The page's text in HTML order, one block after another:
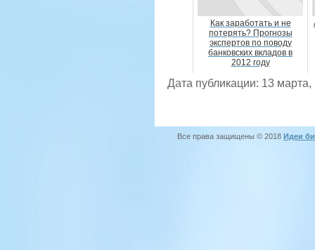
Как заработать и не
потерять? Прогнозы
экспертов по поводу
банковских вкладов в
2012 году
Дата публикации: 13 марта,
Все права защищены © 2018 Идеи